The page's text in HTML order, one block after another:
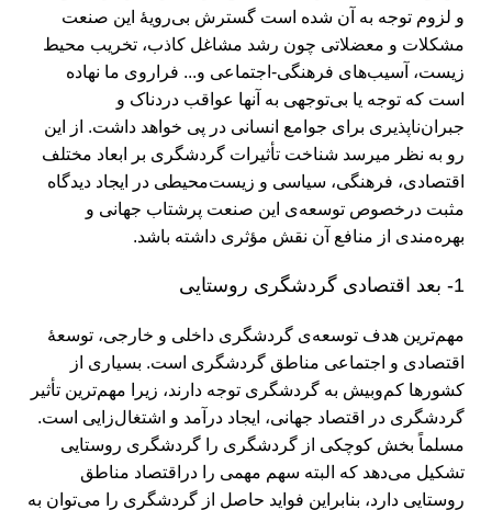
و لزوم توجه به آن شده است گسترش بی‌رویۀ این صنعت
مشکلات و معضلاتی چون رشد مشاغل کاذب، تخریب محیط
زیست، آسیب‏‌های فرهنگی-اجتماعی و... فراروی ما نهاده
است که توجه یا بی‌توجهی به آنها عواقب دردناک و
جبران‌ناپذیری برای جوامع انسانی در پی خواهد داشت. از این
رو به نظر می‏رسد شناخت تأثیرات گردشگری بر ابعاد مختلف
اقتصادی، فرهنگی، سیاسی و زیست‌محیطی در ایجاد دیدگاه
مثبت درخصوص توسعه‌ی این صنعت پرشتاب جهانی و
بهره‌مندی از منافع آن نقش مؤثری داشته باشد.
1- بعد اقتصادی گردشگری روستایی
مهم‌ترین هدف توسعه‌ی گردشگری داخلی و خارجی، توسعۀ
اقتصادی و اجتماعی مناطق گردشگری است. بسیاری از
کشورها کم‌وبیش به گردشگری توجه دارند، زیرا مهم‌ترین تأثیر
گردشگری در اقتصاد جهانی، ایجاد درآمد و اشتغال‌زایی است.
مسلماً بخش کوچکی از گردشگری را گردشگری روستایی
تشکیل می‌‏دهد که البته سهم مهمی را دراقتصاد مناطق
روستایی دارد، بنابراین فواید حاصل از گردشگری را می‌‏توان به‌